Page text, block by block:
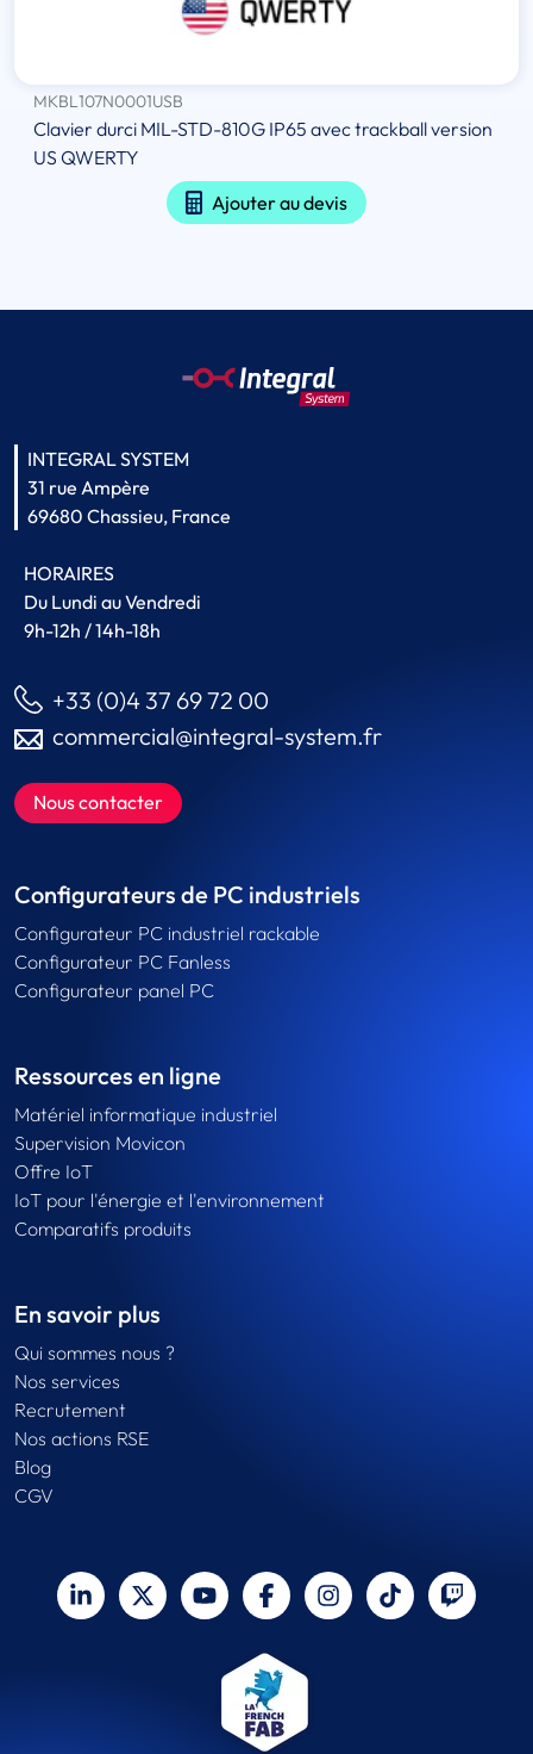
MKBL107N0001USB
Clavier durci MIL-STD-810G IP65 avec trackball version
US QWERTY
Ajouter au devis
INTEGRAL SYSTEM
31 rue Ampère
69680 Chassieu, France
HORAIRES
Du Lundi au Vendredi
9h-12h / 14h-18h
+33 (0)4 37 69 72 00
commercial@integral-system.fr
Nous contacter
Configurateurs de PC industriels
Configurateur PC industriel rackable
Configurateur PC Fanless
Configurateur panel PC
Ressources en ligne
Matériel informatique industriel
Supervision Movicon
Offre IoT
IoT pour l'énergie et l'environnement
Comparatifs produits
En savoir plus
Qui sommes nous ?
Nos services
Recrutement
Nos actions RSE
Blog
CGV